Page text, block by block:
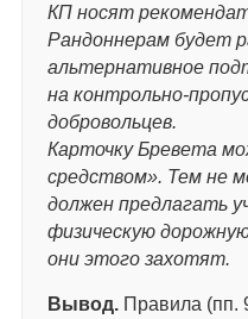
КП носят
Рандоннерам будет
альтернативное
на контрольно-
добровольцев.
Карточку Бревета
средством». Тем не
должен предлагать
физическую
они этого захотят.
Вывод.Правила (пп.